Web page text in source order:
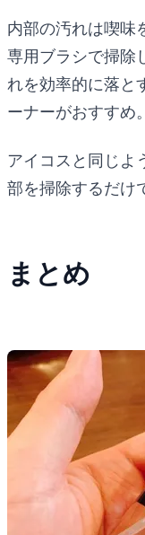
内部の汚れは喫味
専用ブラシで掃除
れを効率的に落と
ーナーがおすすめ。
アイコスと同じよ
部を掃除するだけ
まとめ